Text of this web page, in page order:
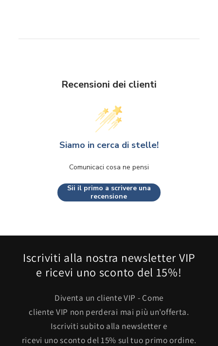
Recensioni dei clienti
Siamo in cerca di stelle!
Comunicaci cosa ne pensi
Sii il primo a scrivere una
recensione
Iscriviti alla nostra newsletter VIP
e ricevi uno sconto del 15%!
Diventa un cliente VIP - Come
cliente VIP non perderai mai più un'offerta.
Iscriviti subito alla newsletter e
ricevi uno sconto del 15% sul tuo primo ordine.